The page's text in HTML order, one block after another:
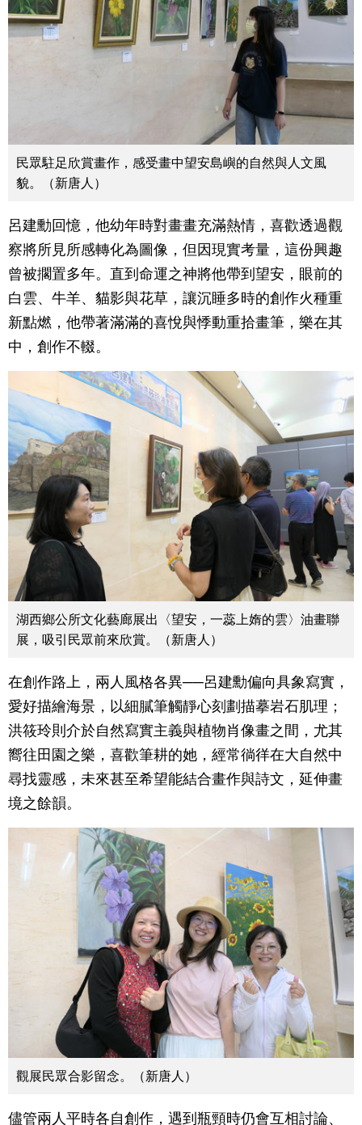
民眾駐足欣賞畫作，感受畫中望安島嶼的自然與人文風
貌。（新唐人）
呂建勳回憶，他幼年時對畫畫充滿熱情，喜歡透過觀
察將所見所感轉化為圖像，但因現實考量，這份興趣
曾被擱置多年。直到命運之神將他帶到望安，眼前的
白雲、牛羊、貓影與花草，讓沉睡多時的創作火種重
新點燃，他帶著滿滿的喜悅與悸動重拾畫筆，樂在其
中，創作不輟。
湖西鄉公所文化藝廊展出〈望安，一蕊上媠的雲〉油畫聯
展，吸引民眾前來欣賞。（新唐人）
在創作路上，兩人風格各異──呂建勳偏向具象寫實，
愛好描繪海景，以細膩筆觸靜心刻劃描摹岩石肌理；
洪筱玲則介於自然寫實主義與植物肖像畫之間，尤其
嚮往田園之樂，喜歡筆耕的她，經常徜徉在大自然中
尋找靈感，未來甚至希望能結合畫作與詩文，延伸畫
境之餘韻。
觀展民眾合影留念。（新唐人）
儘管兩人平時各自創作，遇到瓶頸時仍會互相討論、